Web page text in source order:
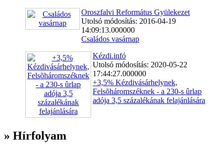
Oroszfalvi Református Gyülekezet
Utolsó módosítás: 2016-04-19
14:09:13.000000
Családos vasárnap
Kézdi.infó
Utolsó módosítás: 2020-05-22
17:44:27.000000
+3,5% Kézdivásárhelynek,
Felsõháromszéknek - a 230-s ûrlap
adója 3,5 százalékának felajánlására
» Hírfolyam